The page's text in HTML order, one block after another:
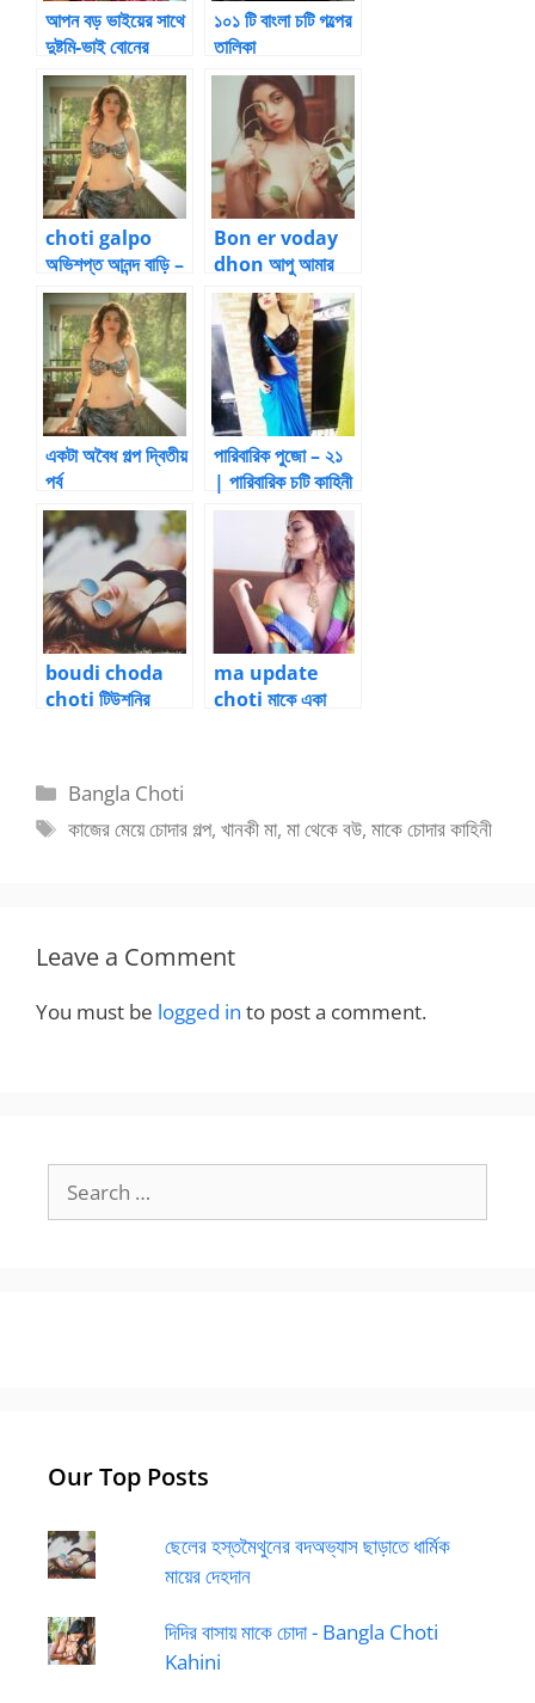
আপন বড় ভাইয়ের সাথে
দুষ্টমি-ভাই বোনের
চুদাচুদি
১০১ টি বাংলা চটি গল্পের
তালিকা
choti galpo
অভিশপ্ত আনন্দ বাড়ি –
1
Bon er voday
dhon আপু আমার
উপরে শুয়ে হাত দিয়ে
ধোন ঢুকালো
একটা অবৈধ গল্প দ্বিতীয়
পর্ব
পারিবারিক পুজো – ২১
| পারিবারিক চটি কাহিনী
boudi choda
choti টিউশনির
ma update
choti মাকে একা
Categories
Bangla Choti
Tags
কাজের মেয়ে চোদার গল্প,খানকী মা,মা থেকে বউ,মাকে চোদার কাহিনী
Leave a Comment
You must be logged in to post a comment.
for:
Our Top Posts
ছেলের হস্তমৈথুনের বদঅভ্যাস ছাড়াতে ধার্মিক
মায়ের দেহদান
দিদির বাসায় মাকে চোদা - Bangla Choti
Kahini